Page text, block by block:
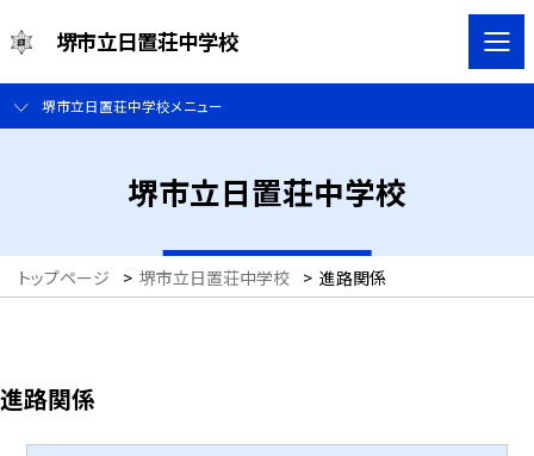
堺市立日置荘中学校
堺市立日置荘中学校メニュー
堺市立日置荘中学校
トップページ > 堺市立日置荘中学校 > 進路関係
進路関係